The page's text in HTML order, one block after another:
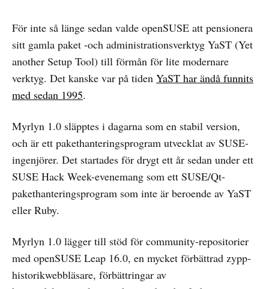
För inte så länge sedan valde openSUSE att pensionera
sitt gamla paket -och administrationsverktyg YaST (Yet
another Setup Tool) till förmån för lite modernare
verktyg. Det kanske var på tiden YaST har ändå funnits
med sedan 1995.
Myrlyn 1.0 släpptes i dagarna som en stabil version,
och är ett pakethanteringsprogram utvecklat av SUSE-
ingenjörer. Det startades för drygt ett år sedan under ett
SUSE Hack Week-evenemang som ett SUSE/Qt-
pakethanteringsprogram som inte är beroende av YaST
eller Ruby.
Myrlyn 1.0 lägger till stöd för community-repositorier
med openSUSE Leap 16.0, en mycket förbättrad zypp-
historikwebbläsare, förbättringar av